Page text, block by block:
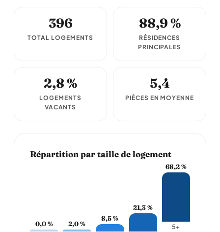
396
TOTAL LOGEMENTS
88,9 %
RÉSIDENCES
PRINCIPALES
2,8 %
LOGEMENTS
VACANTS
5,4
PIÈCES EN MOYENNE
Répartition par taille de logement
0,0 %
2,0 %
8,5 %
21,3 %
68,2 %
5+